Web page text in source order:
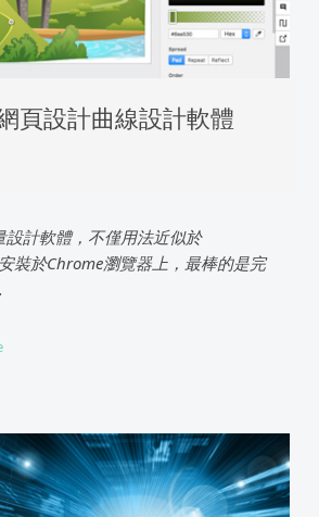
頁設計曲線設計軟體
設計軟體，不僅用法近似於
裝於Chrome瀏覽器上，最棒的是完